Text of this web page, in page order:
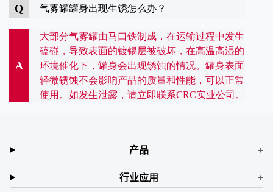
Q 气雾罐罐身出现生锈怎么办？
A
大部分气雾罐由马口铁制成，在运输过程中发生
磕碰，导致表面的镀锡层被破坏，在高温高湿的
环境催化下，罐身会出现锈蚀的情况。罐身表面
轻微锈蚀不会影响产品的质量和性能，可以正常
使用。如发生泄露，请立即联系CRC实业公司。
产品
行业应用